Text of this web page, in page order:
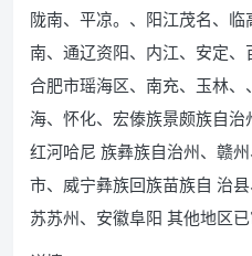
陇南、平凉。、阳江茂名、
南、通辽资阳、内江、安定、
合肥市瑶海区、南充、玉林
海、怀化、宏傣族景颇族自治
红河哈尼 族彝族自治州、赣
市、威宁彝族回族苗族自 治
苏苏州、安徽阜阳 其他地区